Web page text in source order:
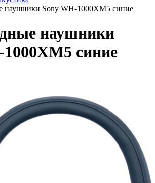
наушники Sony WH-1000XM5 синие
наушники
синие